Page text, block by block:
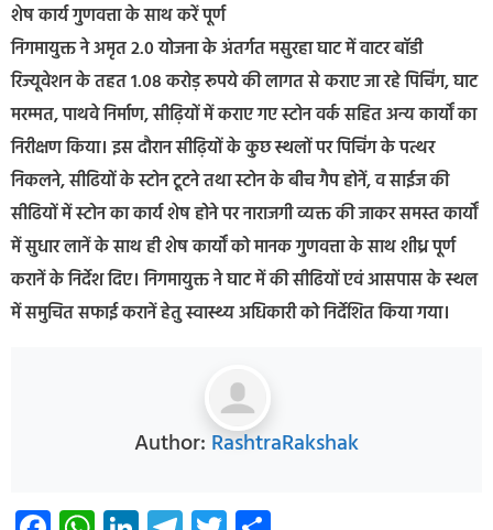
शेष कार्य गुणवत्ता के साथ करें पूर्ण
निगमायुक्त ने अमृत 2.0 योजना के अंतर्गत मसुरहा घाट में वाटर बॉडी
रिज्यूवेशन के तहत 1.08 करोड़ रूपये की लागत से कराए जा रहे पिचिंग, घाट
मरम्मत, पाथवे निर्माण, सीढ़ियों में कराए गए स्टोन वर्क सहित अन्य कार्यों का
निरीक्षण किया। इस दौरान सीढ़ियों के कुछ स्थलों पर पिचिंग के पत्थर
निकलने, सीढियों के स्टोन टूटने तथा स्टोन के बीच गैप होनें, व साईज की
सीढियों में स्टोन का कार्य शेष होने पर नाराजगी व्यक्त की जाकर समस्त कार्यों
में सुधार लानें के साथ ही शेष कार्यों को मानक गुणवत्ता के साथ शीध्र पूर्ण
करानें के निर्देश दिए। निगमायुक्त ने घाट में की सीढियों एवं आसपास के स्थल
में समुचित सफाई करानें हेतु स्वास्थ्य अधिकारी को निर्देशित किया गया।
Author: RashtraRakshak